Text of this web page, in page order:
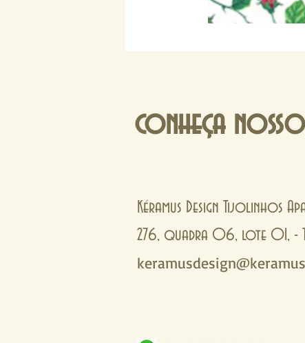
conheça
Kéramus Design Tijolinhos
276, quadra 06, lote 01, -